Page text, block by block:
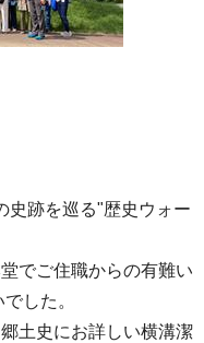
史跡を巡る"歴史ウォー
でご住職からの有難い
でした。
土史にお詳しい横溝潔